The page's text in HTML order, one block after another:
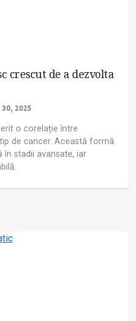
crescut de a dezvolta
2025
o corelație între
de cancer. Această formă
în stadii avansate, iar